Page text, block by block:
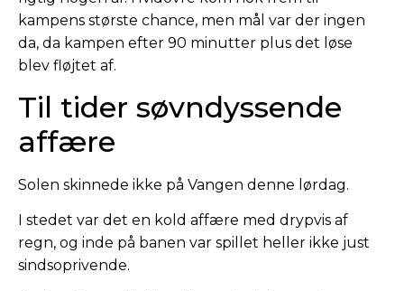
kampens største chance, men mål var der ingen
da, da kampen efter 90 minutter plus det løse
blev fløjtet af.
Til tider søvndyssende
affære
Solen skinnede ikke på Vangen denne lørdag.
I stedet var det en kold affære med drypvis af
regn, og inde på banen var spillet heller ikke just
sindsoprivende.